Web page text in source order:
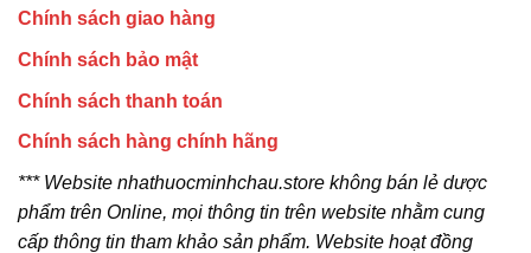
Chính sách giao hàng
Chính sách bảo mật
Chính sách thanh toán
Chính sách hàng chính hãng
*** Website nhathuocminhchau.store không bán lẻ dược
phẩm trên Online, mọi thông tin trên website nhằm cung
cấp thông tin tham khảo sản phẩm. Website hoạt đồng